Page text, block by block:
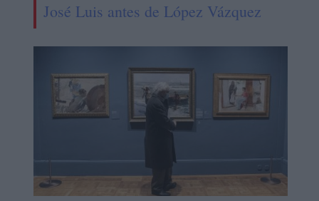
José Luis antes de López Vázquez